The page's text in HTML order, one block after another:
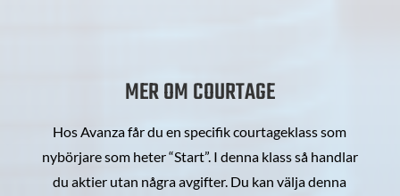
MER OM COURTAGE
Hos Avanza får du en specifik courtageklass som
nybörjare som heter “Start”. I denna klass så handlar
du aktier utan några avgifter. Du kan välja denna